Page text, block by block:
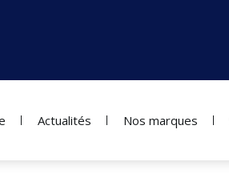
Actualités Nos marques